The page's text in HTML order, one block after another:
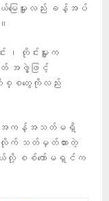
ြေမှူး‌လည်း ခန့်အပ်
၊ တိုင်းမှူးက
အဖွဲ့ဖြင့်
ကိစ္စတွေကိုလည်း
စ်အကန့်အသတ်မရှိ
က် သတ်မှတ်ထားတဲ့
လို့ စစ်ကော်မရှင်က